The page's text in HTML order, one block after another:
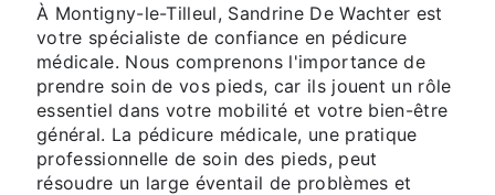
À Montigny-le-Tilleul, Sandrine De Wachter est
votre spécialiste de confiance en pédicure
médicale. Nous comprenons l'importance de
prendre soin de vos pieds, car ils jouent un rôle
essentiel dans votre mobilité et votre bien-être
général. La pédicure médicale, une pratique
professionnelle de soin des pieds, peut
résoudre un large éventail de problèmes et